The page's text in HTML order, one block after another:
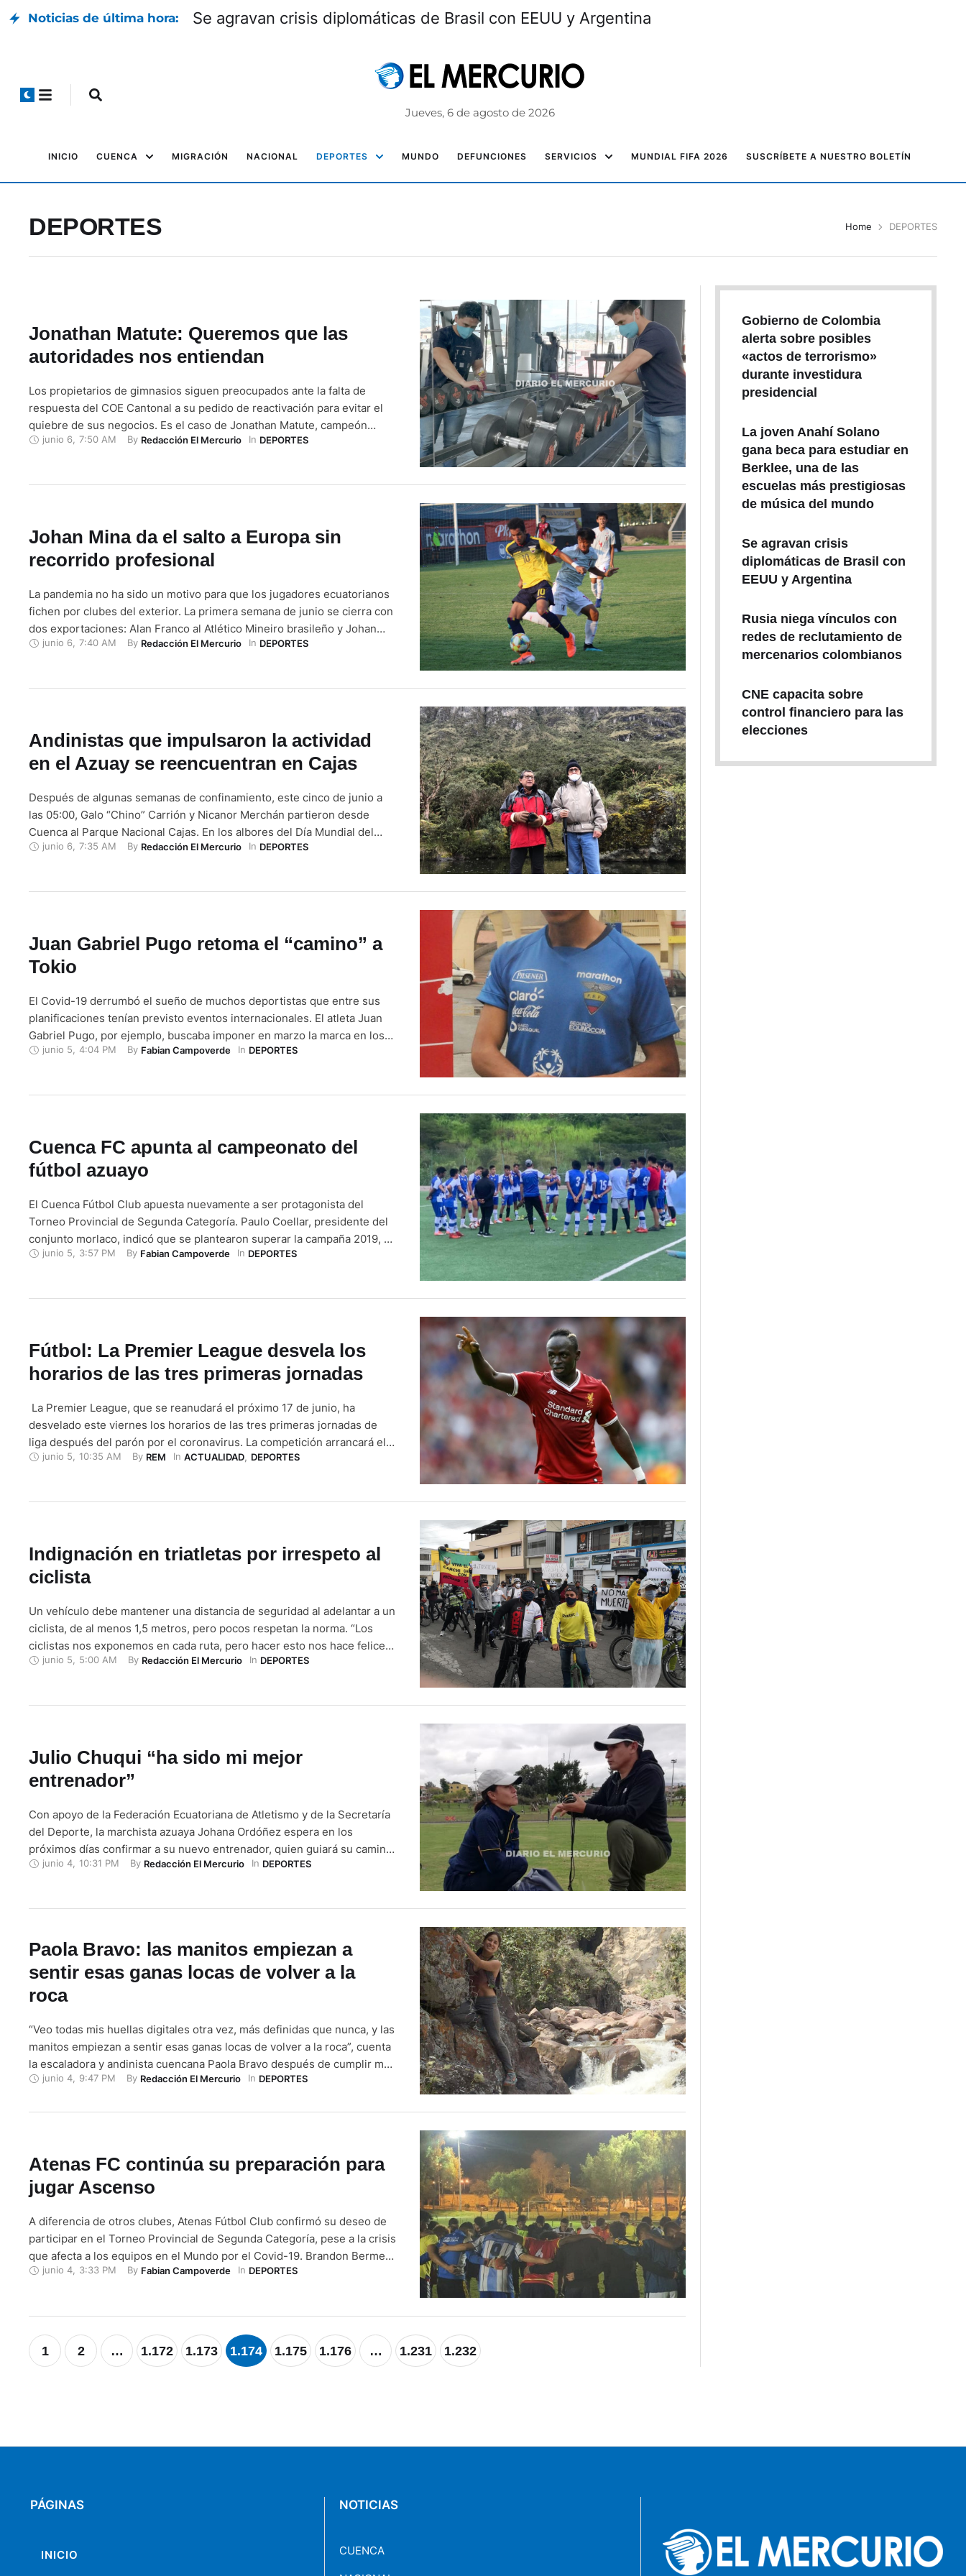
Noticias de última hora: Se agravan crisis diplomáticas de Brasil con EEUU y Argentina
Jueves, 6 de agosto de 2026
INICIO CUENCA MIGRACIÓN NACIONAL DEPORTES MUNDO DEFUNCIONES SERVICIOS MUNDIAL FIFA 2026 SUSCRÍBETE A NUESTRO BOLETÍN
DEPORTES Home DEPORTES
Jonathan Matute: Queremos que las
autoridades nos entiendan
Los propietarios de gimnasios siguen preocupados ante la falta de
respuesta del COE Cantonal a su pedido de reactivación para evitar el
quiebre de sus negocios. Es el caso de Jonathan Matute, campeón
sudamericano junior de fisicoculturismo (Bolivia 2009) y propietario de
junio 6 7:50 AM By Redacción El Mercurio In DEPORTES
Johan Mina da el salto a Europa sin
recorrido profesional
La pandemia no ha sido un motivo para que los jugadores ecuatorianos
fichen por clubes del exterior. La primera semana de junio se cierra con
dos exportaciones: Alan Franco al Atlético Mineiro brasileño y Johan
Mina al Werder Bremen alemán. Mina, de 18 años, da un salto al
junio 6 7:40 AM By Redacción El Mercurio In DEPORTES
Andinistas que impulsaron la actividad
en el Azuay se reencuentran en Cajas
Después de algunas semanas de confinamiento, este cinco de junio a
las 05:00, Galo “Chino” Carrión y Nicanor Merchán partieron desde
Cuenca al Parque Nacional Cajas. En los albores del Día Mundial del
Medio Ambiente decidieron celebrar sus 55 años como andinistas con
junio 6 7:35 AM By Redacción El Mercurio In DEPORTES
Juan Gabriel Pugo retoma el “camino” a
Tokio
El Covid-19 derrumbó el sueño de muchos deportistas que entre sus
planificaciones tenían previsto eventos internacionales. El atleta Juan
Gabriel Pugo, por ejemplo, buscaba imponer en marzo la marca en los
1.500 metros en el Grand Prix Caixa de Brasil para sellar su pasaporte a
junio 5 4:04 PM By Fabian Campoverde In DEPORTES
Cuenca FC apunta al campeonato del
fútbol azuayo
El Cuenca Fútbol Club apuesta nuevamente a ser protagonista del
Torneo Provincial de Segunda Categoría. Paulo Coellar, presidente del
conjunto morlaco, indicó que se plantearon superar la campaña 2019, en
donde llegaron a disputar las semifinales, pese a ser debutantes
junio 5, 3:57 PM By Fabian Campoverde In DEPORTES
Fútbol: La Premier League desvela los
horarios de las tres primeras jornadas
La Premier League, que se reanudará el próximo 17 de junio, ha
desvelado este viernes los horarios de las tres primeras jornadas de
liga después del parón por el coronavirus. La competición arrancará el
17 con los encuentros Aston Villa-Sheffield United (18:00 hora local) y
junio 5, 10:35 AM By REM In ACTUALIDAD, DEPORTES
Indignación en triatletas por irrespeto al
ciclista
Un vehículo debe mantener una distancia de seguridad al adelantar a un
ciclista, de al menos 1,5 metros, pero pocos respetan la norma. “Los
ciclistas nos exponemos en cada ruta, pero hacer esto nos hace felices
y nos cambia la vida, no nos la arrebaten así. Por favor, 1.5mts”, posteó la
junio 5, 5:00 AM By Redacción El Mercurio In DEPORTES
Julio Chuqui “ha sido mi mejor
entrenador”
Con apoyo de la Federación Ecuatoriana de Atletismo y de la Secretaría
del Deporte, la marchista azuaya Johana Ordóñez espera en los
próximos días confirmar a su nuevo entrenador, quien guiará su camino
en el proceso clasificatorio a Tokio 2021. “Mi mejor entrenador ha sido
junio 4, 10:31 PM By Redacción El Mercurio In DEPORTES
Paola Bravo: las manitos empiezan a
sentir esas ganas locas de volver a la
roca
“Veo todas mis huellas digitales otra vez, más definidas que nunca, y las
manitos empiezan a sentir esas ganas locas de volver a la roca”, cuenta
la escaladora y andinista cuencana Paola Bravo después de cumplir más
de dos meses de confinamiento. Lo que más extraña es la escalada en
junio 4, 9:47 PM By Redacción El Mercurio In DEPORTES
Atenas FC continúa su preparación para
jugar Ascenso
A diferencia de otros clubes, Atenas Fútbol Club confirmó su deseo de
participar en el Torneo Provincial de Segunda Categoría, pese a la crisis
que afecta a los equipos en el Mundo por el Covid-19. Brandon Bermeo,
dirigente del conjunto cuencano, señaló, inclusive, que el objetivo es
junio 4, 3:33 PM By Fabian Campoverde In DEPORTES
1 2 … 1.172 1.173 1.174 1.175 1.176 … 1.231 1.232
Gobierno de Colombia
alerta sobre posibles
«actos de terrorismo»
durante investidura
presidencial
La joven Anahí Solano
gana beca para estudiar en
Berklee, una de las
escuelas más prestigiosas
de música del mundo
Se agravan crisis
diplomáticas de Brasil con
EEUU y Argentina
Rusia niega vínculos con
redes de reclutamiento de
mercenarios colombianos
CNE capacita sobre
control financiero para las
elecciones
PÁGINAS
INICIO
NOTICIAS
CUENCA